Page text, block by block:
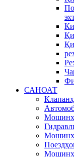
САНОАТ